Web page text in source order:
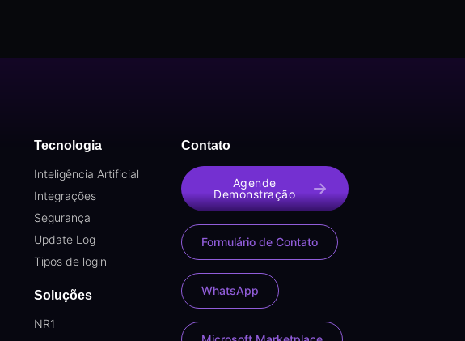
Tecnologia
Inteligência Artificial
Integrações
Segurança
Update Log
Tipos de login
Soluções
NR1
Contato
Agende
Demonstração
Formulário de Contato
WhatsApp